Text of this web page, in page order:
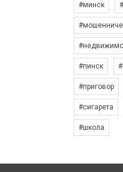
#минск
#пинск
#приговор
#сигарета
#школа